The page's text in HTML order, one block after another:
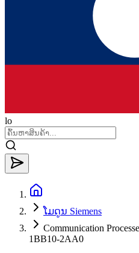
lo
ໂມດູນ Siemens
Communication
1BB10-2AA0